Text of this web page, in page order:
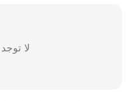
لا